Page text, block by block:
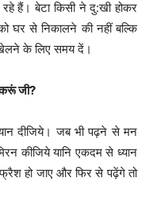
हैं। बेटा किसी ने दु:खी होकर
घर से निकालने की नहीं बल्कि
के लिए समय दें।
जी?
दीजिये। जब भी पढ़ने से मन
कीजिये यानि एकदम से ध्यान
हो जाए और फिर से पढ़ेंगे तो